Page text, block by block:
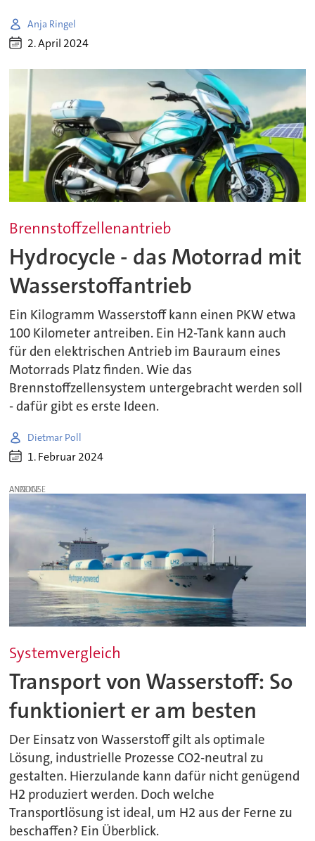
Anja Ringel
2. April 2024
Brennstoffzellenantrieb
Hydrocycle - das Motorrad mit
Wasserstoffantrieb
Ein Kilogramm Wasserstoff kann einen PKW etwa
100 Kilometer antreiben. Ein H2-Tank kann auch
für den elektrischen Antrieb im Bauraum eines
Motorrads Platz finden. Wie das
Brennstoffzellensystem untergebracht werden soll
- dafür gibt es erste Ideen.
Dietmar Poll
1. Februar 2024
ANZEIGE
Systemvergleich
Transport von Wasserstoff: So
funktioniert er am besten
Der Einsatz von Wasserstoff gilt als optimale
Lösung, industrielle Prozesse CO2-neutral zu
gestalten. Hierzulande kann dafür nicht genügend
H2 produziert werden. Doch welche
Transportlösung ist ideal, um H2 aus der Ferne zu
beschaffen? Ein Überblick.